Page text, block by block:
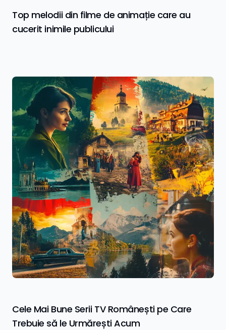
Top melodii din filme de animație care au
cucerit inimile publicului
Cele Mai Bune Serii TV Românești pe Care
Trebuie să le Urmărești Acum